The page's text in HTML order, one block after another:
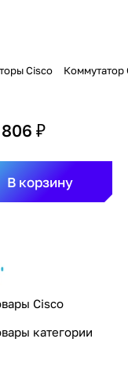
Cisco Коммутатор
₽
В корзину
Cisco
категории